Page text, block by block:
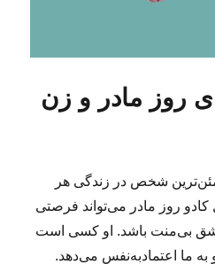
روز مادر و زن
شخص در زندگی هر
روز مادر می‌تواند فرصتی
عشق بی‌منت باشد. او کسی است
ما اعتمادبه‌نفس می‌دهد.